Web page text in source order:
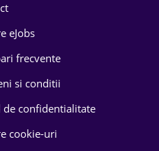
eJobs
frecvente
si conditii
de confidentialitate
cookie-uri